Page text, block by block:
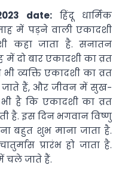
date: हिंदू धार्मिक
में पड़ने वाली एकादशी
कहा जाता है. सनातन
दो बार एकादशी का व्रत
व्यक्ति एकादशी का व्रत
हैं, और जीवन में सुख-
है कि एकादशी का व्रत
है. इस दिन भगवान विष्णु
बहुत शुभ माना जाता है.
प्रारंभ हो जाता है.
में चले जाते हैं.